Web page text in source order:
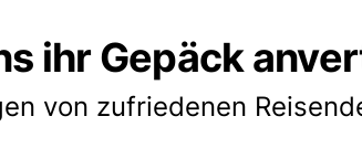
ihr Gepäck
von zufriedenen